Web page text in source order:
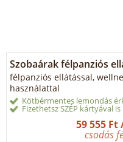
Szobaárak félpanziós
félpanziós ellátással,
használattal
Kötbérmentes lemondás
Fizethetsz SZÉP kártyával is
59 555
csodás